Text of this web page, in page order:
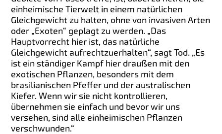
einheimische Tierwelt in einem natürlichen
Gleichgewicht zu halten, ohne von invasiven Arten
oder „Exoten“ geplagt zu werden. „Das
Hauptvorrecht hier ist, das natürliche
Gleichgewicht aufrechtzuerhalten“, sagt Tod. „Es
ist ein ständiger Kampf hier draußen mit den
exotischen Pflanzen, besonders mit dem
brasilianischen Pfeffer und der australischen
Kiefer. Wenn wir sie nicht kontrollieren,
übernehmen sie einfach und bevor wir uns
versehen, sind alle einheimischen Pflanzen
verschwunden.“